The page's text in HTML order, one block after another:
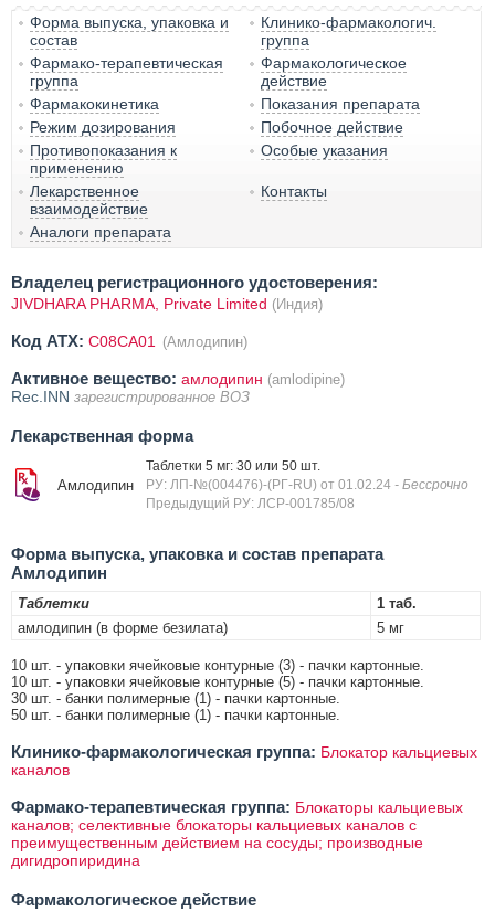
Форма выпуска, упаковка и
состав
Клинико-фармакологич.
группа
Фармако-терапевтическая
группа
Фармакологическое
действие
Фармакокинетика
Показания препарата
Режим дозирования
Побочное действие
Противопоказания к
применению
Особые указания
Лекарственное
взаимодействие
Контакты
Аналоги препарата
Владелец регистрационного удостоверения:
JIVDHARA PHARMA, Private Limited (Индия)
Код ATX: C08CA01 (Амлодипин)
Активное вещество: амлодипин (amlodipine)
Rec.INN зарегистрированное ВОЗ
Лекарственная форма
Амлодипин
Таблетки 5 мг: 30 или 50 шт.
РУ: ЛП-№(004476)-(РГ-RU) от 01.02.24 - Бессрочно
Предыдущий РУ: ЛСР-001785/08
Форма выпуска, упаковка и состав препарата
Амлодипин
Таблетки
1 таб.
амлодипин (в форме безилата)
5 мг
10 шт. - упаковки ячейковые контурные (3) - пачки картонные.
10 шт. - упаковки ячейковые контурные (5) - пачки картонные.
30 шт. - банки полимерные (1) - пачки картонные.
50 шт. - банки полимерные (1) - пачки картонные.
Клинико-фармакологическая группа: Блокатор кальциевых
каналов
Фармако-терапевтическая группа: Блокаторы кальциевых
каналов; селективные блокаторы кальциевых каналов с
преимущественным действием на сосуды; производные
дигидропиридина
Фармакологическое действие